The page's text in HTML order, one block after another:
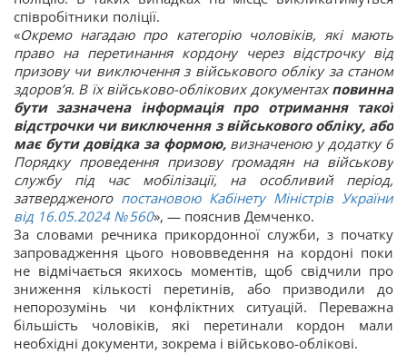
співробітники поліції.
«Окремо нагадаю про категорію чоловіків, які мають
право на перетинання кордону через відстрочку від
призову чи виключення з військового обліку за станом
здоров’я. В їх військово-облікових документахповинна
бути зазначена інформація про отримання такої
відстрочки чи виключення з військового обліку, або
має бути довідка за формою,визначеною у додатку 6
Порядку проведення призову громадян на військову
службу під час мобілізації, на особливий період,
затвердженого постановою Кабінету Міністрів України
від 16.05.2024 № 560», — пояснив Демченко.
За словами речника прикордонної служби, з початку
запровадження цього нововведення на кордоні поки
не відмічається якихось моментів, щоб свідчили про
зниження кількості перетинів, або призводили до
непорозумінь чи конфліктних ситуацій. Переважна
більшість чоловіків, які перетинали кордон мали
необхідні документи, зокрема і військово-облікові.